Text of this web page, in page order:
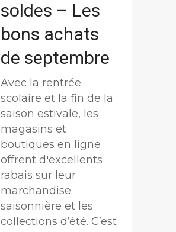
soldes – Les
bons achats
de septembre
Avec la rentrée
scolaire et la fin de la
saison estivale, les
magasins et
boutiques en ligne
offrent d'excellents
rabais sur leur
marchandise
saisonnière et les
collections d’été. C’est